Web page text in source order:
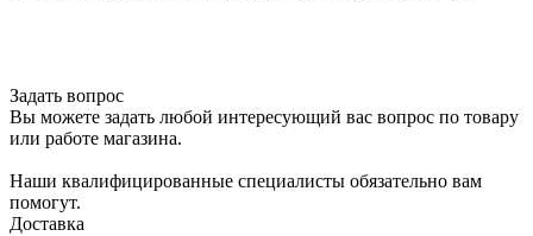
Задать вопрос
Вы можете задать любой интересующий вас вопрос по товару
или работе магазина.
Наши квалифицированные специалисты обязательно вам
помогут.
Доставка